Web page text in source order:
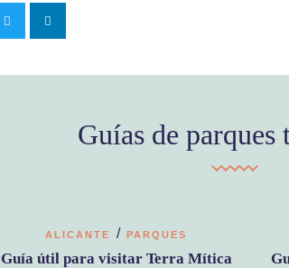
Guías de parques
ALICANTE / PARQUES
Guía útil para visitar Terra Mítica